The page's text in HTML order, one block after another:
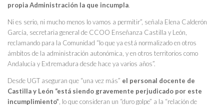
propia Administración la que incumpla.
Ni es serio, ni mucho menos lo vamos a permitir”, señala Elena Calderón
García, secretaria general de CCOO Enseñanza Castilla y León,
reclamando para la Comunidad “lo que ya está normalizado en otros
ámbitos de la administración autonómica, y en otros territorios como
Andalucía y Extremadura desde hace ya varios años”.
Desde UGT aseguran que “una vez más” el personal docente de
Castilla y León “está siendo gravemente perjudicado por este
incumplimiento” , lo que consideran un “duro golpe” a la “relación de